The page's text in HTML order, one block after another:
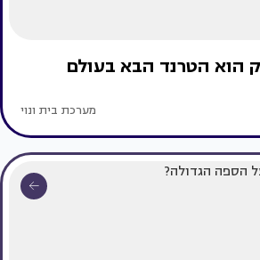
הוא הטרנד הבא בעולם
מערכת בית ונוי